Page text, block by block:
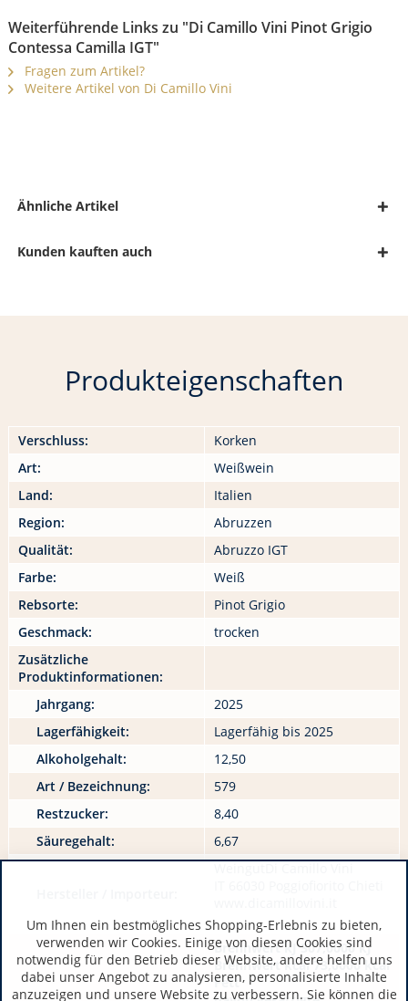
Weiterführende Links zu "Di Camillo Vini Pinot Grigio
Contessa Camilla IGT"
Fragen zum Artikel?
Weitere Artikel von Di Camillo Vini
Ähnliche Artikel
Kunden kauften auch
Produkteigenschaften
Verschluss:
Korken
Art:
Weißwein
Land:
Italien
Region:
Abruzzen
Qualität:
Abruzzo IGT
Farbe:
Weiß
Rebsorte:
Pinot Grigio
Geschmack:
trocken
Zusätzliche
Produktinformationen:
Jahrgang:
2025
Lagerfähigkeit:
Lagerfähig bis 2025
Alkoholgehalt:
12,50
Art / Bezeichnung:
579
Restzucker:
8,40
Säuregehalt:
6,67
Brennwert kJ 307,0000 kJ
Brennwert kcal 73,0000 kcal
Fett
Um Ihnen ein bestmögliches Shopping-Erlebnis zu bieten,
verwenden wir Cookies. Einige von diesen Cookies sind
notwendig für den Betrieb dieser Website, andere helfen uns
dabei unser Angebot zu analysieren, personalisierte Inhalte
anzuzeigen und unsere Website zu verbessern. Sie können die